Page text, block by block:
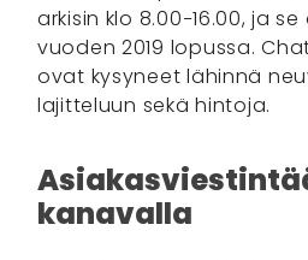
arkisin klo 8.00−16.00, ja
vuoden 2019 lopussa.
ovat kysyneet lähinnä
lajitteluun sekä hintoja.
kanavalla